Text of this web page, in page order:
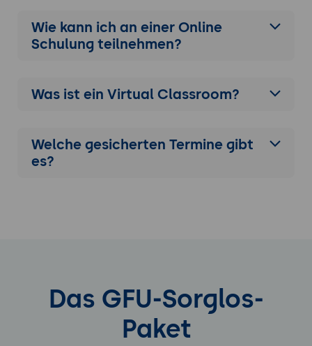
Wie kann ich an einer Online
Schulung teilnehmen?
Was ist ein Virtual Classroom?
Welche gesicherten Termine gibt
es?
Das GFU-Sorglos-
Paket